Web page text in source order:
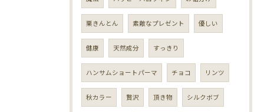
栗きんとん 素敵なプレゼント 優しい
健康 天然成分 すっきり
ハンサムショートパーマ チョコ リンツ
秋カラー 贅沢 頂き物 シルクボブ